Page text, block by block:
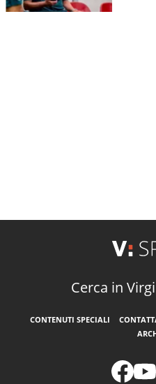
Cerca in
CONTENUTI SPECIALI